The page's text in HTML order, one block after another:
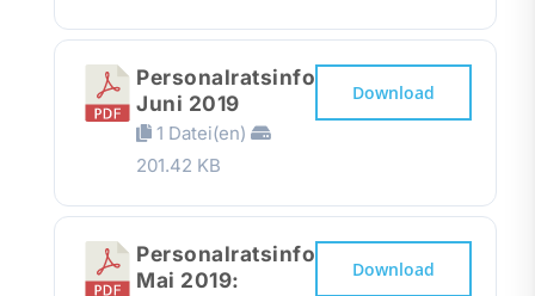
Personalratsinfo
Juni 2019
1 Datei(en)
201.42 KB
Download
Personalratsinfo
Mai 2019:
Download